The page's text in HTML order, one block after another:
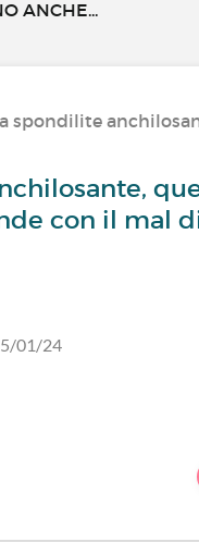
ANCHE...
spondilite
con il mal
01/24